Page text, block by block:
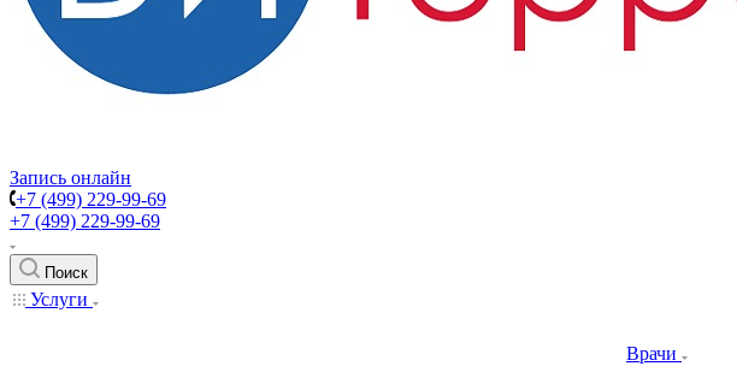
Запись онлайн
+7 (499) 229-99-69
+7 (499) 229-99-69
Поиск
Услуги
Врачи